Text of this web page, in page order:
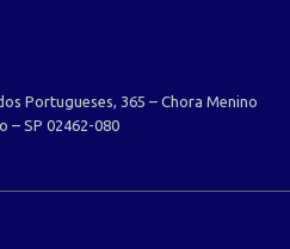
Portugueses, 365 – Chora Menino
– SP 02462-080